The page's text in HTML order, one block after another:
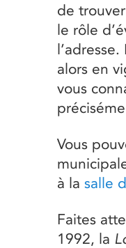
de
le rôle
alors en
vous
Vous
à la salle
Faites
1992, la